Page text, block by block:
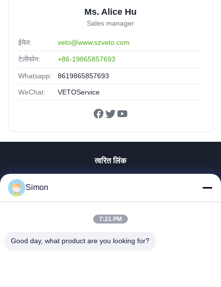
Ms. Alice Hu
Sales manager
ईमेल: veto@www.szveto.com
टेलीफोन: +86-19865857693
Whatsapp: 8619865857693
WeChat: VETOService
त्वरित लिंक
विडियो
हमारे बारे में
गुणवत्ता नियंत्रण
Simon
7:21 PM
Good day, what product are you looking for?